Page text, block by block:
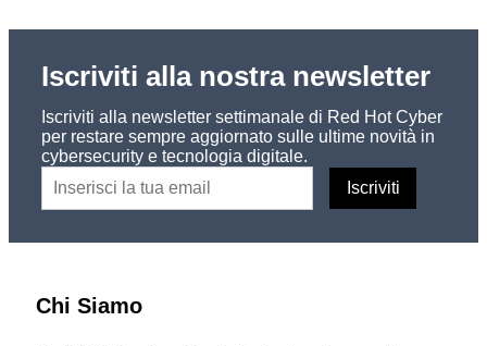
Iscriviti alla nostra newsletter
Iscriviti alla newsletter settimanale di Red Hot Cyber
per restare sempre aggiornato sulle ultime novità in
cybersecurity e tecnologia digitale.
Chi Siamo